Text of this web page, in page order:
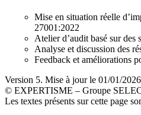
Mise en situation réelle
27001:2022
Atelier d’audit basé sur des
Analyse et discussion des
Feedback et améliorations
Version 5. Mise à jour le 01/01/2026
© EXPERTISME – Groupe
Les textes présents sur cette page